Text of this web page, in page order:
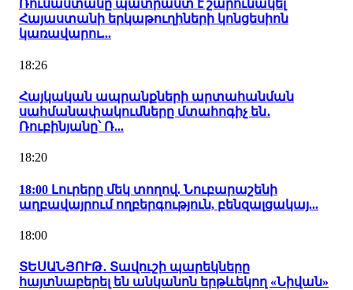
Ռուսաստանը պատրաստ է շարունակել
Հայաստանի երկաթուղիների կոնցեսիոն
կառավարու...
18:26
Հայկական ապրանքների արտահանման
սահմանափակումները մտահոգիչ են․
Ռուբինյանը՝ Ռ...
18:20
18:00 Լուրերը մեկ տողով. Նուբարաշենի
աղբավայրում ողբերգություն, բենզալցակայ...
18:00
ՏԵՍԱՆՅՈՒԹ․ Տավուշի պարեկները
հայտնաբերել են անկանոն երթևեկող «Նիվան»